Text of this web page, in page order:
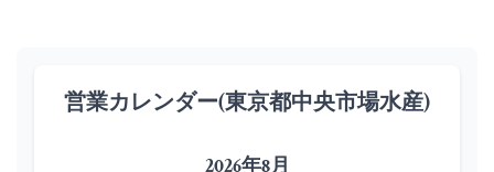
営業カレンダー(東京都中央市場水産)
2026年8月